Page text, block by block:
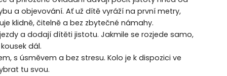
a objevování. Ať už dítě vyráží na první metry,
klidně, čitelně a bez zbytečné námahy.
a dodají dítěti jistotu. Jakmile se rozjede samo,
dál.
s úsměvem a bez stresu. Kolo je k dispozici ve
tu svou.